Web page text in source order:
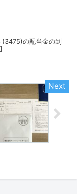
(3475)の配当金の到